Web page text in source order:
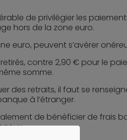
de privilégier les
hors de la zone euro.
euro, peuvent s’avérer
contre 2,90 € pour le
somme.
des retraits, il faut se
à l’étranger.
de bénéficier de frais